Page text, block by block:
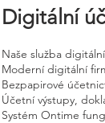
Digitální
Naše služba
Moderní digitální
Bezpapirové
Účetní výstupy,
Systém Ontime